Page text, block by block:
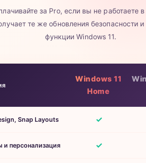
за Pro, если вы не работаете
те же обновления безопасности
функции Windows 11.
Windows 11
Home
Snap Layouts ✓
и персонализация ✓